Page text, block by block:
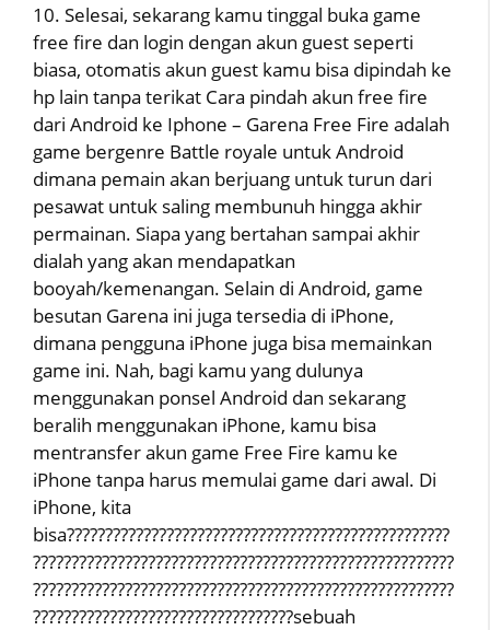
10. Selesai, sekarang kamu tinggal buka game
free fire dan login dengan akun guest seperti
biasa, otomatis akun guest kamu bisa dipindah ke
hp lain tanpa terikat Cara pindah akun free fire
dari Android ke Iphone – Garena Free Fire adalah
game bergenre Battle royale untuk Android
dimana pemain akan berjuang untuk turun dari
pesawat untuk saling membunuh hingga akhir
permainan. Siapa yang bertahan sampai akhir
dialah yang akan mendapatkan
booyah/kemenangan. Selain di Android, game
besutan Garena ini juga tersedia di iPhone,
dimana pengguna iPhone juga bisa memainkan
game ini. Nah, bagi kamu yang dulunya
menggunakan ponsel Android dan sekarang
beralih menggunakan iPhone, kamu bisa
mentransfer akun game Free Fire kamu ke
iPhone tanpa harus memulai game dari awal. Di
iPhone, kita
bisa??????????????????????????????????????????????????
???????????????????????????????????????????????????????
???????????????????????????????????????????????????????
??????????????????????????????????sebuah